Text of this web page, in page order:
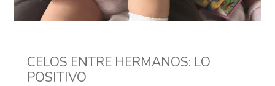
CELOS ENTRE HERMANOS: LO
POSITIVO